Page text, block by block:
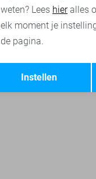
Terug
weten? Lees hieralles
elk moment je
de pagina.
Instellen